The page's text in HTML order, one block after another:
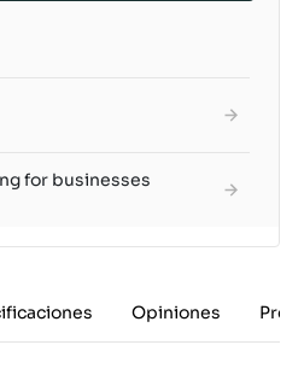
for businesses
Opiniones